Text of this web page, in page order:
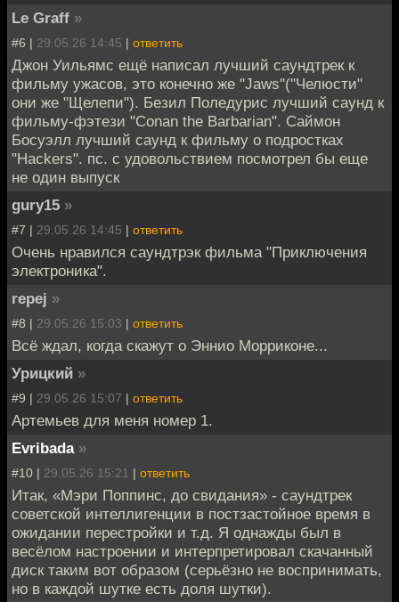
Le Graff »
#6 | 29.05.26 14:45 | ответить
Джон Уильямс ещё написал лучший саундтрек к
фильму ужасов, это конечно же "Jaws"("Челюсти"
они же "Щелепи"). Безил Поледурис лучший саунд к
фильму-фэтези "Conan the Barbarian". Саймон
Босуэлл лучший саунд к фильму о подростках
"Hackers". пс. с удовольствием посмотрел бы еще
не один выпуск
gury15 »
#7 | 29.05.26 14:45 | ответить
Очень нравился саундтрэк фильма "Приключения
электроника".
repej »
#8 | 29.05.26 15:03 | ответить
Всё ждал, когда скажут о Эннио Морриконе...
Урицкий »
#9 | 29.05.26 15:07 | ответить
Артемьев для меня номер 1.
Evribada »
#10 | 29.05.26 15:21 | ответить
Итак, «Мэри Поппинс, до свидания» - саундтрек
советской интеллигенции в постзастойное время в
ожидании перестройки и т.д. Я однажды был в
весёлом настроении и интерпретировал скачанный
диск таким вот образом (серьёзно не воспринимать,
но в каждой шутке есть доля шутки).